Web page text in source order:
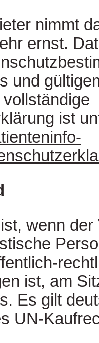
nimmt
ernst.
und
ist
wenn der
ist, am
Es gilt
UN-